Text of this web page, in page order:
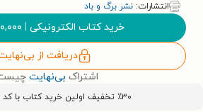
انتشارات: نشر برگ و باد
خرید کتاب الکترونیکی |
دریافت از
اشتراک بی‌نهایت
٪۳۰ تخفیف اولین خرید کتاب با کد